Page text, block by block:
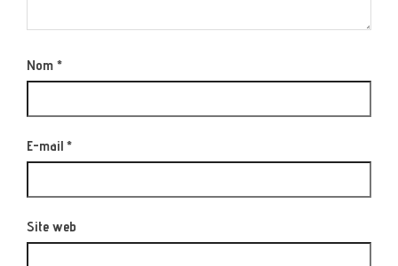
Nom *
E-mail *
Site web